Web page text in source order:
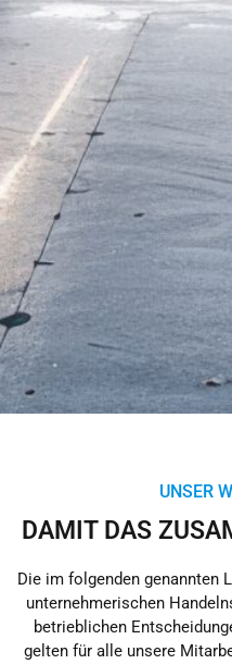
UNSER
DAMIT DAS
Die im folgenden genannten
unternehmerischen
betrieblichen
gelten für alle unsere